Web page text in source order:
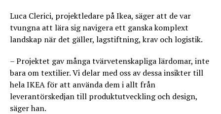
Luca Clerici, projektledare på Ikea, säger att de var
tvungna att lära sig navigera ett ganska komplext
landskap när det gäller, lagstiftning, krav och logistik.
– Projektet gav många tvärvetenskapliga lärdomar, inte
bara om textilier. Vi delar med oss av dessa insikter till
hela IKEA för att använda dem i allt från
leverantörskedjan till produktutveckling och design,
säger han.